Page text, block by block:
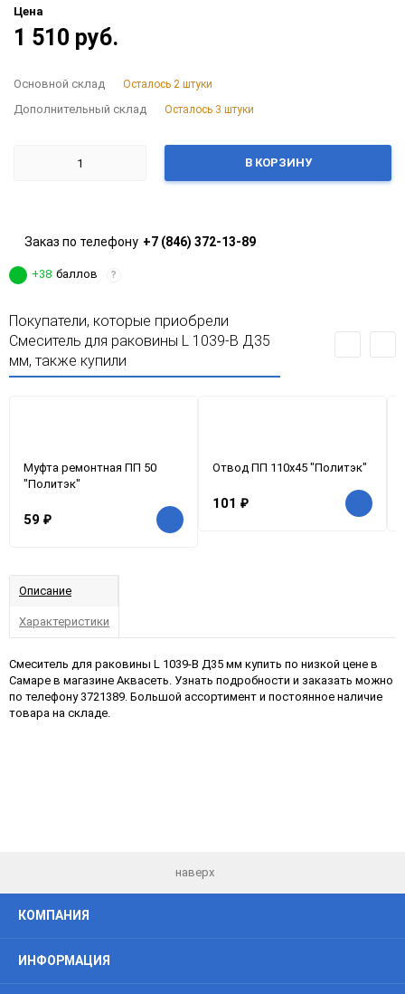
Цена
1 510 руб.
В КОРЗИНУ
Основной склад Осталось 2 штуки
Дополнительный склад Осталось 3 штуки
Заказ по телефону +7 (846) 372-13-89
+38 баллов ?
Покупатели, которые приобрели
Смеситель для раковины L 1039-В Д35
мм, также купили
Муфта ремонтная ПП 50
"Политэк"
59 ₽
Отвод ПП 110х45 "Политэк"
101 ₽
Описание
Характеристики
Смеситель для раковины L 1039-В Д35 мм купить по низкой цене в
Самаре в магазине Аквасеть. Узнать подробности и заказать можно
по телефону 3721389. Большой ассортимент и постоянное наличие
товара на складе.
наверх
КОМПАНИЯ
ИНФОРМАЦИЯ